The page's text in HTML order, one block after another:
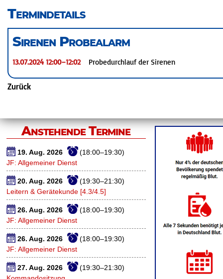
Termindetails
Sirenen Probealarm
13.07.2024 12:00–12:02 Probedurchlauf der Sirenen
Zurück
Anstehende Termine
19. Aug. 2026
(18:00–19:30)
JF: Allgemeiner Dienst
20. Aug. 2026
(19:30–21:30)
Leitern & Gerätekunde [4.3/4.5]
26. Aug. 2026
(18:00–19:30)
JF: Allgemeiner Dienst
26. Aug. 2026
(18:00–19:30)
JF: Allgemeiner Dienst
27. Aug. 2026
(19:30–21:30)